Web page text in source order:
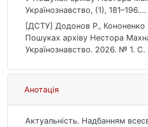
Українознавство, (1), 181–196.
https://doi.org/10.17721/2413-
7065.1(98).2026.356140
[ДСТУ] Додонов Р., Кононенко
Пошуках архіву Нестора
Українознавство. 2026. № 1. С.
(дата звернення: 25.07.2026).
Анотація
Актуальність. Надбанням